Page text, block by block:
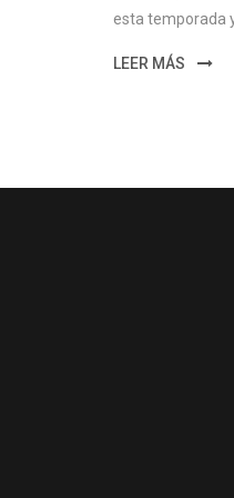
esta temporada
LEER MÁS